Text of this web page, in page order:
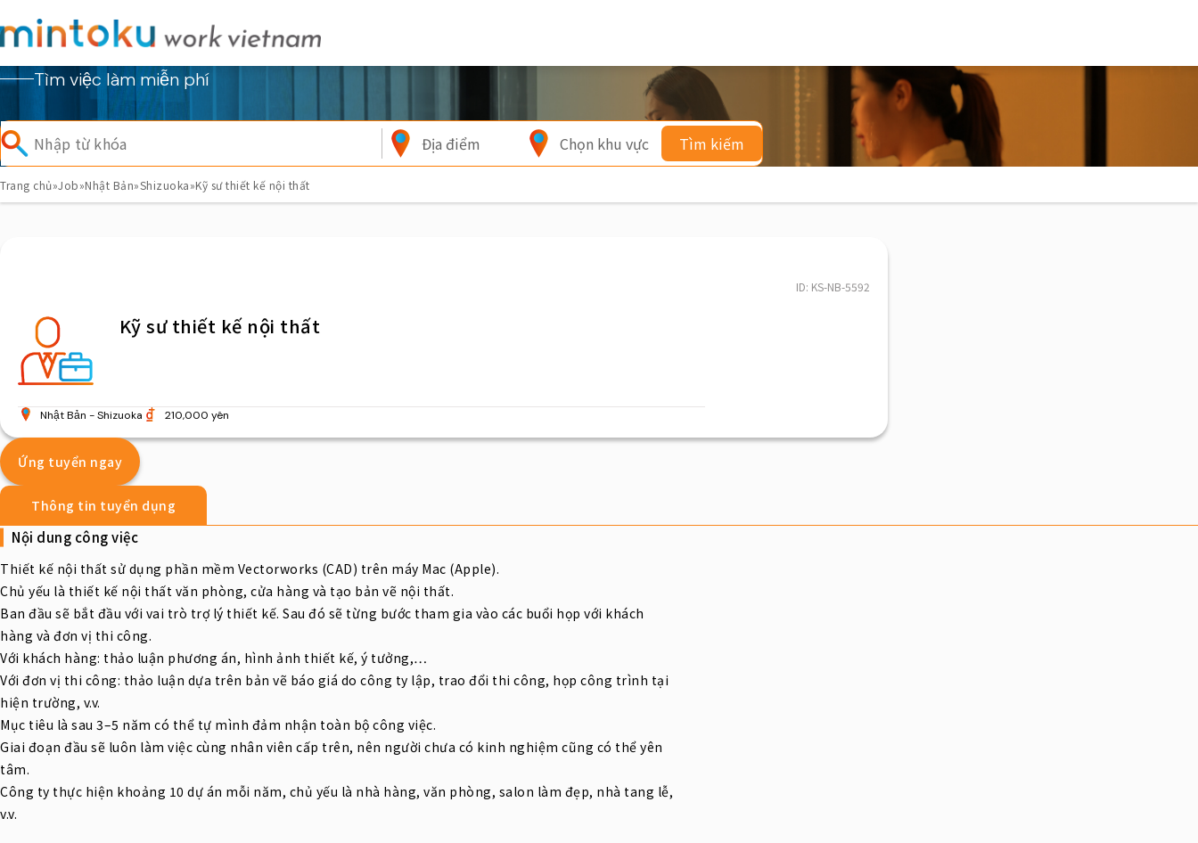
Tìm việc làm miễn phí
Địa điểm Chọn khu vực Tìm kiếm
Trang chủ»Job»Nhật Bản»Shizuoka»Kỹ sư thiết kế nội thất
ID: KS-NB-5592
Kỹ sư thiết kế nội thất
Nhật Bản Shizuoka 210,000 yên
Ứng tuyển ngay
Thông tin tuyển dụng
Nội dung công việc
Thiết kế nội thất sử dụng phần mềm Vectorworks (CAD) trên máy Mac (Apple).
Chủ yếu là thiết kế nội thất văn phòng, cửa hàng và tạo bản vẽ nội thất.
Ban đầu sẽ bắt đầu với vai trò trợ lý thiết kế. Sau đó sẽ từng bước tham gia vào các buổi họp với khách
hàng và đơn vị thi công.
Với khách hàng: thảo luận phương án, hình ảnh thiết kế, ý tưởng,…
Với đơn vị thi công: thảo luận dựa trên bản vẽ báo giá do công ty lập, trao đổi thi công, họp công trình tại
hiện trường, v.v.
Mục tiêu là sau 3–5 năm có thể tự mình đảm nhận toàn bộ công việc.
Giai đoạn đầu sẽ luôn làm việc cùng nhân viên cấp trên, nên người chưa có kinh nghiệm cũng có thể yên
tâm.
Công ty thực hiện khoảng 10 dự án mỗi năm, chủ yếu là nhà hàng, văn phòng, salon làm đẹp, nhà tang lễ,
v.v.